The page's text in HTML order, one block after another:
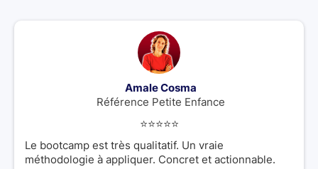
Amale Cosma
Référence Petite Enfance
⭐️⭐️⭐️⭐️⭐️
Le bootcamp est très qualitatif. Un vraie
méthodologie à appliquer. Concret et actionnable.